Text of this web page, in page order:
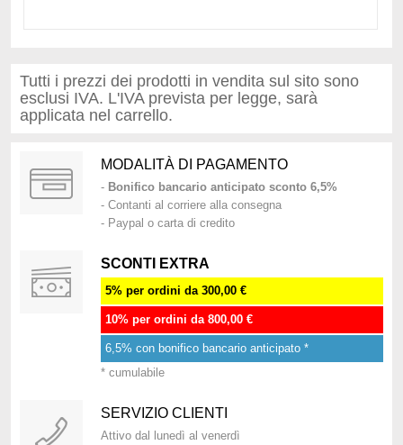
Tutti i prezzi dei prodotti in vendita sul sito sono
esclusi IVA. L'IVA prevista per legge, sarà
applicata nel carrello.
MODALITÀ DI PAGAMENTO
- Bonifico bancario anticipato sconto 6,5%
- Contanti al corriere alla consegna
- Paypal o carta di credito
SCONTI EXTRA
5% per ordini da 300,00 €
10% per ordini da 800,00 €
6,5% con bonifico bancario anticipato *
* cumulabile
SERVIZIO CLIENTI
Attivo dal lunedì al venerdì